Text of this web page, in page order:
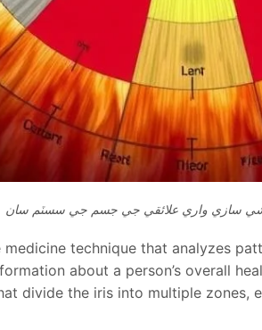
سازي واري علائقي جي جسم جي سسٽم سان
medicine technique that analyzes
about a person’s overall
divide the iris into multiple zones,